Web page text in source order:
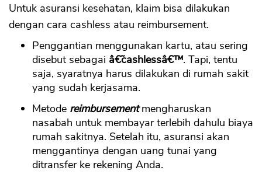
Untuk asuransi kesehatan, klaim bisa dilakukan
dengan cara cashless atau reimbursement.
Penggantian menggunakan kartu, atau sering
disebut sebagai â€˜cashlessâ€™. Tapi, tentu
saja, syaratnya harus dilakukan di rumah sakit
yang sudah kerjasama.
Metode reimbursement mengharuskan
nasabah untuk membayar terlebih dahulu biaya
rumah sakitnya. Setelah itu, asuransi akan
menggantinya dengan uang tunai yang
ditransfer ke rekening Anda.